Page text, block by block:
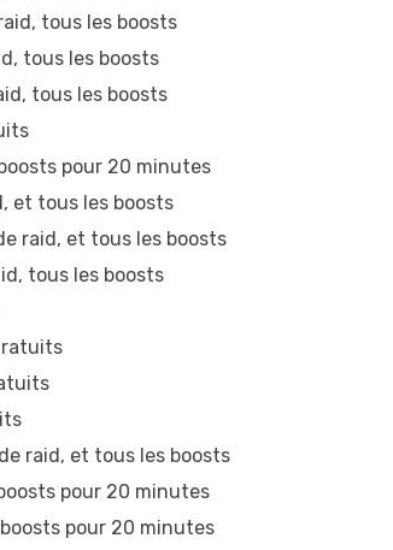
tous les boosts
tous les boosts
tous les boosts
pour 20 minutes
et tous les boosts
raid, et tous les boosts
tous les boosts
raid, et tous les boosts
pour 20 minutes
pour 20 minutes